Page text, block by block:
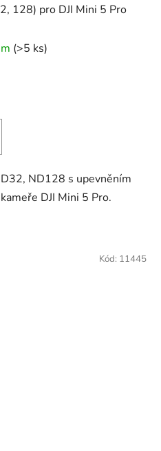
128) pro DJI Mini 5 Pro
(>5 ks)
ND128 s upevněním
DJI Mini 5 Pro.
Kód: 11445